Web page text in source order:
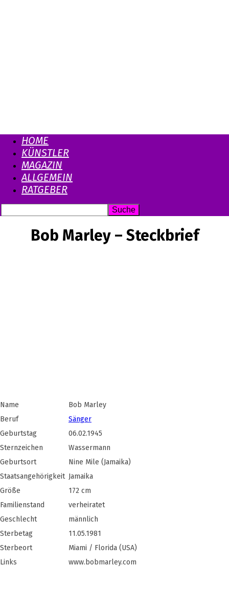
HOME
KÜNSTLER
MAGAZIN
ALLGEMEIN
RATGEBER
Bob Marley – Steckbrief
Name
Bob Marley
Beruf
Sänger
Geburtstag
06.02.1945
Sternzeichen
Wassermann
Geburtsort
Nine Mile (Jamaika)
Staatsangehörigkeit Jamaika
Größe
172 cm
Familienstand
verheiratet
Geschlecht
männlich
Sterbetag
11.05.1981
Sterbeort
Miami / Florida (USA)
Links
www.bobmarley.com